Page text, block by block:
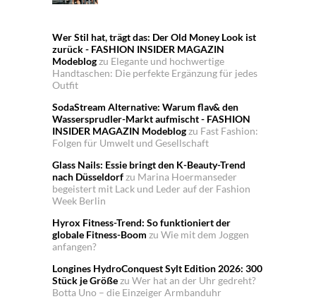
Wer Stil hat, trägt das: Der Old Money Look ist
zurück - FASHION INSIDER MAGAZIN
Modeblogzu Elegante und hochwertige
Handtaschen: Die perfekte Ergänzung für jedes
Outfit
SodaStream Alternative: Warum flav& den
Wassersprudler-Markt aufmischt - FASHION
INSIDER MAGAZIN Modeblogzu Fast Fashion:
Folgen für Umwelt und Gesellschaft
Glass Nails: Essie bringt den K-Beauty-Trend
nach Düsseldorfzu Marina Hoermanseder
begeistert mit Lack und Leder auf der Fashion
Week Berlin
Hyrox Fitness-Trend: So funktioniert der
globale Fitness-Boom zu Wie mit dem Joggen
anfangen?
Longines HydroConquest Sylt Edition 2026: 300
Stück je Größezu Wer hat an der Uhr gedreht?
Botta Uno – die Einzeiger Armbanduhr